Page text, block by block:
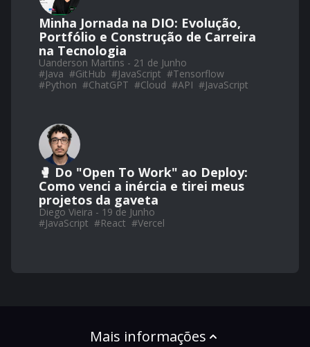
Minha Jornada na DIO: Evolução,
Portfólio e Construção de Carreira
na Tecnologia
Uanderson Martins - 21 de Junho
#Java #GitHub #JavaScript #Tensorflow
#Python #ChatGPT #Cloud #API #JavaScript
🥊 Do "Open To Work" ao Deploy:
Como venci a inércia e tirei meus
projetos da gaveta
Diego Vieira - 19 de Junho
#JavaScript #React #Vercel
Mais informações